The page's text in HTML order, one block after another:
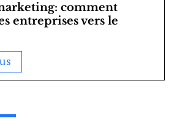
comment
entreprises vers le